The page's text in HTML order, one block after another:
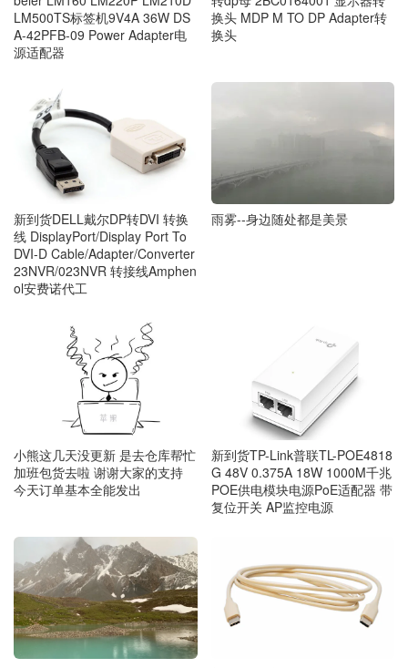
LM500TS标签机9V4A 36W DS
A-42PFB-09 Power Adapter电
源适配器
换头 MDP M TO DP Adapter转
换头
新到货DELL戴尔DP转DVI 转换
线 DisplayPort/Display Port To
DVI-D Cable/Adapter/Converter
23NVR/023NVR 转接线Amphen
ol安费诺代工
雨雾--身边随处都是美景
小熊这几天没更新 是去仓库帮忙
加班包货去啦 谢谢大家的支持
今天订单基本全能发出
新到货TP-Link普联TL-POE4818
G 48V 0.375A 18W 1000M千兆
POE供电模块电源PoE适配器 带
复位开关 AP监控电源